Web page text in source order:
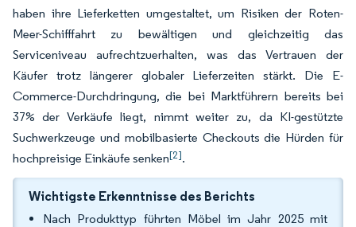
haben ihre Lieferketten umgestaltet, um Risiken der Roten-
Meer-Schifffahrt zu bewältigen und gleichzeitig das
Serviceniveau aufrechtzuerhalten, was das Vertrauen der
Käufer trotz längerer globaler Lieferzeiten stärkt. Die E-
Commerce-Durchdringung, die bei Marktführern bereits bei
37% der Verkäufe liegt, nimmt weiter zu, da KI-gestützte
Suchwerkzeuge und mobilbasierte Checkouts die Hürden für
hochpreisige Einkäufe senken[2].
Wichtigste Erkenntnisse des Berichts
Nach Produkttyp führten Möbel im Jahr 2025 mit